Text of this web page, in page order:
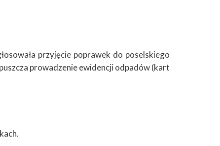
przyjęcie poprawek do poselskiego
prowadzenie ewidencji odpadów (kart